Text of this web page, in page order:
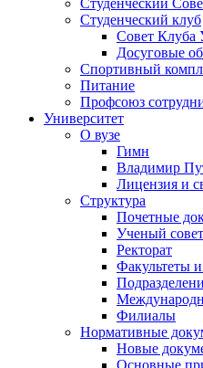
Студенческий
Студенческий клуб
Совет Клуба
Досуговые
Спортивный
Питание
Профсоюз
Университет
О вузе
Гимн
Владимир
Лицензия и
Структура
Почетные
Ученый совет
Ректорат
Факультеты
Филиалы
Нормативные
Новые
Основные